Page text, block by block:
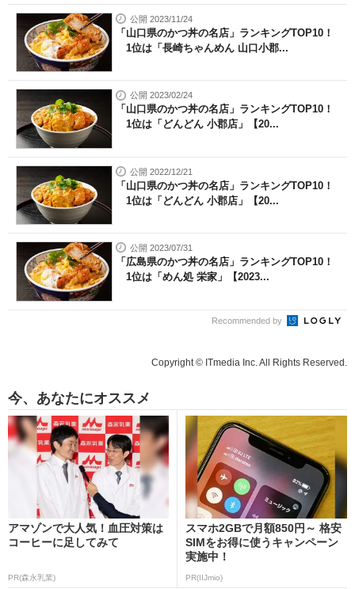
公開 2023/11/24
「山口県のかつ丼の名店」ランキングTOP10！
1位は「長崎ちゃんめん 山口小郡...
公開 2023/02/24
「山口県のかつ丼の名店」ランキングTOP10！
1位は「どんどん 小郡店」【20...
公開 2022/12/21
「山口県のかつ丼の名店」ランキングTOP10！
1位は「どんどん 小郡店」【20...
公開 2023/07/31
「広島県のかつ丼の名店」ランキングTOP10！
1位は「めん処 栄家」【2023...
Recommended by
Copyright © ITmedia Inc. All Rights Reserved.
今、あなたにオススメ
アマゾンで大人気！血圧対策は
コーヒーに足してみて
PR(森永乳業)
スマホ2GBで月額850円～ 格安
SIMをお得に使うキャンペーン
実施中！
PR(IIJmio)